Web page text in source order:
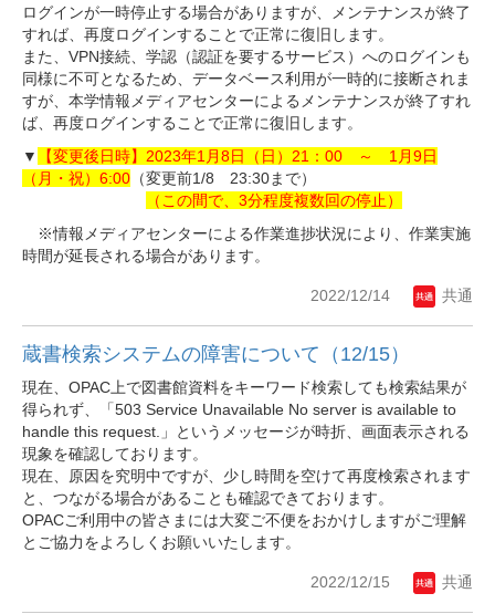
ログインが一時停止する場合がありますが、メンテナンスが終了
すれば、再度ログインすることで正常に復旧します。
また、VPN接続、学認（認証を要するサービス）へのログインも
同様に不可となるため、データベース利用が一時的に接断されま
すが、本学情報メディアセンターによるメンテナンスが終了すれ
ば、再度ログインすることで正常に復旧します。
▼
【変更後日時】2023年1月8日（日）21：00 ～ 1月9日
（月・祝）6:00 （変更前1/8 23:30まで）
（この間で、3分程度複数回の停止）
※情報メディアセンターによる作業進捗状況により、作業実施
時間が延長される場合があります。
2022/12/14 共通
蔵書検索システムの障害について（12/15）
現在、OPAC上で図書館資料をキーワード検索しても検索結果が
得られず、「503 Service Unavailable No server is available to
handle this request.」というメッセージが時折、画面表示される
現象を確認しております。
現在、原因を究明中ですが、少し時間を空けて再度検索されます
と、つながる場合があることも確認できております。
OPACご利用中の皆さまには大変ご不便をおかけしますがご理解
とご協力をよろしくお願いいたします。
2022/12/15 共通